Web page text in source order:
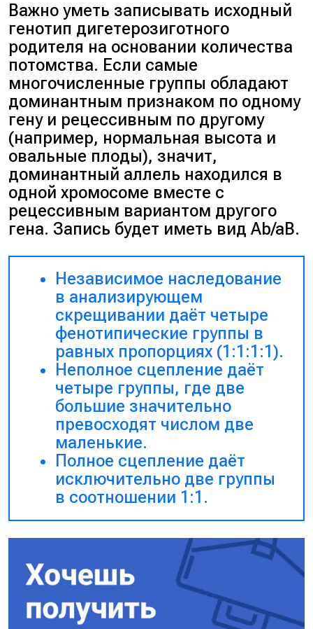
Важно уметь записывать исходный
генотип дигетерозиготного
родителя на основании количества
потомства. Если самые
многочисленные группы обладают
доминантным признаком по одному
гену и рецессивным по другому
(например, нормальная высота и
овальные плоды), значит,
доминантный аллель находился в
одной хромосоме вместе с
рецессивным вариантом другого
гена. Запись будет иметь вид Ab/aB.
Независимое наследование
в анализирующем
скрещивании даёт четыре
фенотипические группы в
равных пропорциях (1:1:1:1).
Неполное сцепление даёт
четыре группы, где две
большие значительно
превосходят числом две
маленькие.
Полное сцепление даёт
исключительно две группы
в соотношении 1:1.